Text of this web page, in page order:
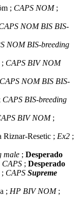
; CAPS NOM;
NOM BIS BIS-
NOM BIS-breeding
CAPS BIV NOM
CAPS NOM BIS BIS-
CAPS BIS-breeding
BIV NOM;
Riznar-Resetic ; Ex2 ;
male ; Desperado
CAPS ; Desperado
CAPS Supreme
; HP BIV NOM;